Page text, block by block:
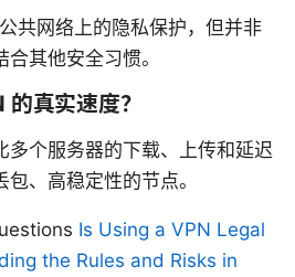
共网络上的隐私保护，但并非
其他安全习惯。
真实速度？
多个服务器的下载、上传和延迟
、高稳定性的节点。
Is Using a VPN Legal
the Rules and Risks in